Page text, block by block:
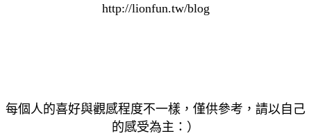
http://lionfun.tw/blog
每個人的喜好與觀感程度不一樣，僅供參考，請以自己
的感受為主：）